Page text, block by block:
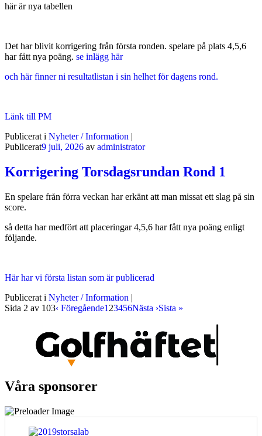
här är nya tabellen
Det har blivit korrigering från första ronden. spelare på plats 4,5,6
har fått nya poäng. se inlägg här
och här finner ni resultatlistan i sin helhet för dagens rond.
Länk till PM
Publicerat i Nyheter / Information |
Publicerat9 juli, 2026 av administrator
Korrigering Torsdagsrundan Rond 1
En spelare från förra veckan har erkänt att man missat ett slag på sin
score.
så detta har medfört att placeringar 4,5,6 har fått nya poäng enligt
följande.
Här har vi första listan som är publicerad
Publicerat i Nyheter / Information |
Sida 2 av 103‹ Föregående1 23456Nästa ›Sista »
Våra sponsorer